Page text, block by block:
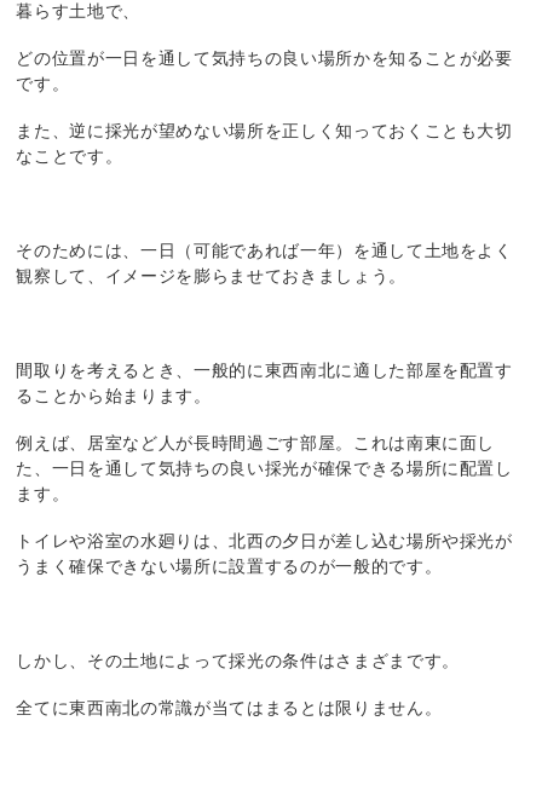
暮らす土地で、
どの位置が一日を通して気持ちの良い場所かを知ることが必要
です。
また、逆に採光が望めない場所を正しく知っておくことも大切
なことです。
そのためには、一日（可能であれば一年）を通して土地をよく
観察して、イメージを膨らませておきましょう。
間取りを考えるとき、一般的に東西南北に適した部屋を配置す
ることから始まります。
例えば、居室など人が長時間過ごす部屋。これは南東に面し
た、一日を通して気持ちの良い採光が確保できる場所に配置し
ます。
トイレや浴室の水廻りは、北西の夕日が差し込む場所や採光が
うまく確保できない場所に設置するのが一般的です。
しかし、その土地によって採光の条件はさまざまです。
全てに東西南北の常識が当てはまるとは限りません。